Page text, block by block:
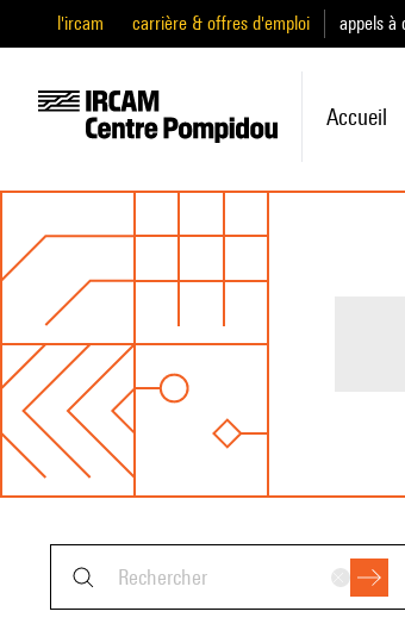
l'ircam carrière & offres d'emploi appels à
Accueil